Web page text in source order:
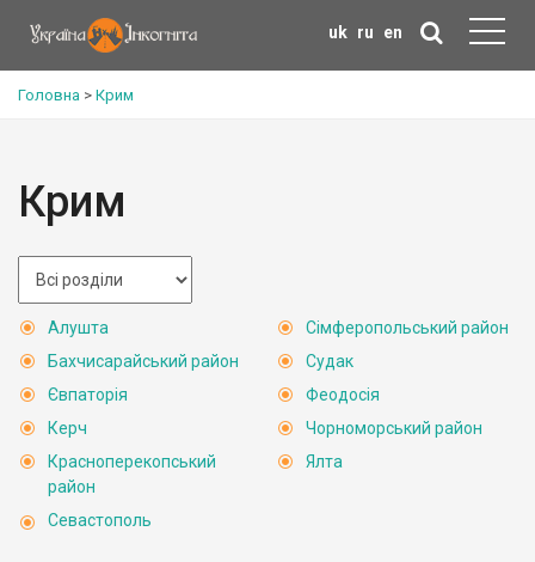
uk ru en
Головна > Крим
Крим
Алушта
Бахчисарайський район
Євпаторія
Керч
Красноперекопський
район
Севастополь
Сімферопольський район
Судак
Феодосія
Чорноморський район
Ялта